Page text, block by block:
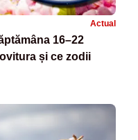
Actual
16–22
și ce zodii